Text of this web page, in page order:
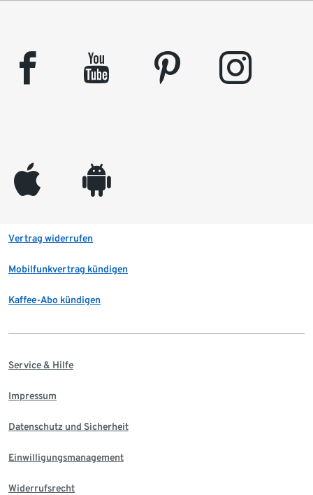
facebook youtube pinterest instagram
appleinc android
Vertrag widerrufen
Mobilfunkvertrag kündigen
Kaffee-Abo kündigen
Service & Hilfe
Impressum
Datenschutz und Sicherheit
Einwilligungsmanagement
Widerrufsrecht